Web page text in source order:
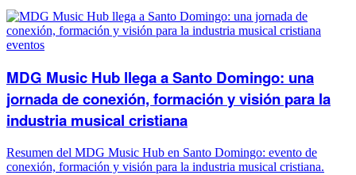
eventos
MDG Music Hub llega a Santo Domingo: una
jornada de conexión, formación y visión para la
industria musical cristiana
Resumen del MDG Music Hub en Santo Domingo: evento de
conexión, formación y visión para la industria musical cristiana.